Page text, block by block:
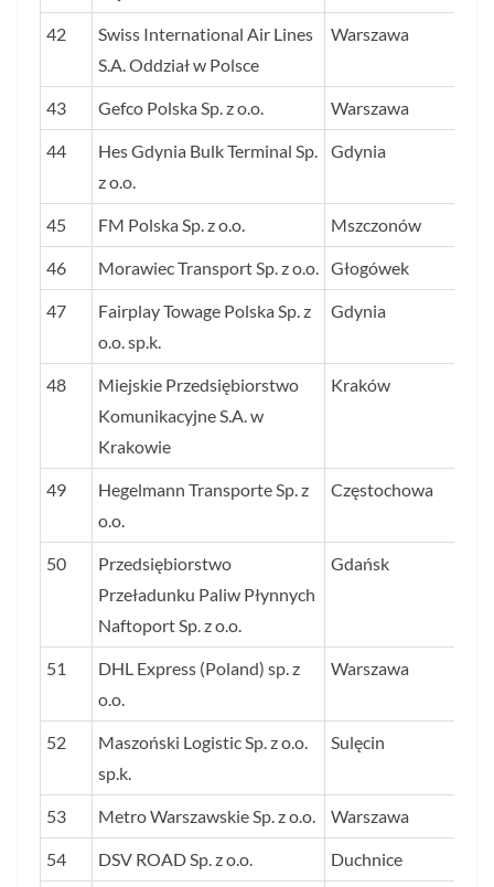
42
Swiss International Air Lines
S.A. Oddział w Polsce
Warszawa
43 Gefco Polska Sp. z o.o. Warszawa
44
Hes Gdynia Bulk Terminal Sp.
z o.o.
Gdynia
45 FM Polska Sp. z o.o. Mszczonów
46 Morawiec Transport Sp. z o.o. Głogówek
47
Fairplay Towage Polska Sp. z
o.o. sp.k.
Gdynia
48
Miejskie Przedsiębiorstwo
Komunikacyjne S.A. w
Krakowie
Kraków
49
Hegelmann Transporte Sp. z
o.o.
Częstochowa
50
Przedsiębiorstwo
Przeładunku Paliw Płynnych
Naftoport Sp. z o.o.
Gdańsk
51
DHL Express (Poland) sp. z
o.o.
Warszawa
52
Maszoński Logistic Sp. z o.o.
sp.k.
Sulęcin
53 Metro Warszawskie Sp. z o.o. Warszawa
54 DSV ROAD Sp. z o.o. Duchnice